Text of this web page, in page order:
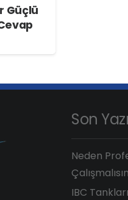
Güçlü
Son
Neden
IBC